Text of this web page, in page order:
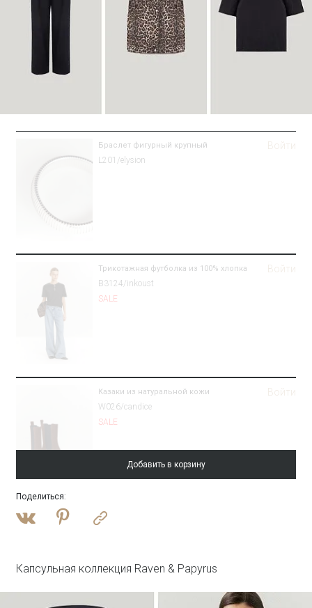
Браслет фигурный крупный
L201/elysion
Войти
Трикотажная футболка из 100% хлопка
B3124/inkoust
SALE
Войти
Казаки из натуральной кожи
W026/candice
SALE
Войти
Брюки прямого кроя с защипами
Добавить в корзину
Поделиться:
Капсульная коллекция Raven & Papyrus